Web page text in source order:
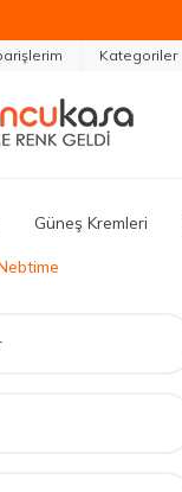
Kategoriler
Güneş Kremleri